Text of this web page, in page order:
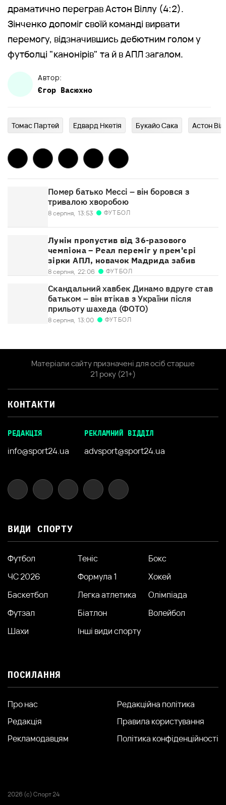
драматично переграв Астон Віллу (4:2).
Зінченко допоміг своїй команді вирвати
перемогу, відзначившись дебютним голом у
футболці "канонірів" та й в АПЛ загалом.
Автор:
Єгор Васюхно
Томас Партей Едвард Нкетія Букайо Сака Астон
Помер батько Мессі – він боровся з
тривалою хворобою
8 серпня, 13:53 ФУТБОЛ
Лунін пропустив від 36-разового
чемпіона – Реал переміг у прем'єрі
зірки АПЛ, новачок Мадрида забив
8 серпня, 22:06 ФУТБОЛ
Скандальний хавбек Динамо вдруге став
батьком – він втікав з України після
прильоту шахеда (ФОТО)
8 серпня, 13:00 ФУТБОЛ
Матеріали сайту призначені для осіб старше
21 року (21+)
КОНТАКТИ
РЕДАКЦІЯ
info@sport24.ua
РЕКЛАМНИЙ ВІДДІЛ
advsport@sport24.ua
ВИДИ СПОРТУ
Футбол Теніс
Бокс
ЧС 2026
Формула 1
Хокей
Баскетбол
Легка атлетика
Олімпіада
Футзал
Біатлон
Волейбол
Шахи
Інші види спорту
ПОСИЛАННЯ
Про нас
Редакція
Рекламодавцям
Редакційна політика
Правила користування
Політика конфіденційності
2026 (с) Спорт 24